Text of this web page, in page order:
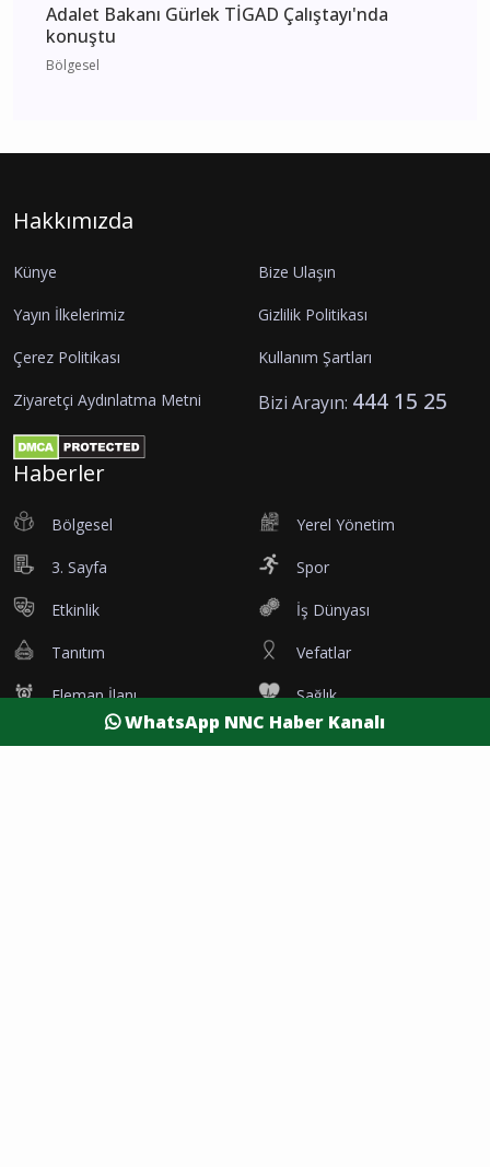
Adalet Bakanı Gürlek TİGAD Çalıştayı'nda
konuştu
Bölgesel
Hakkımızda
Künye Bize Ulaşın
Yayın İlkelerimiz Gizlilik Politikası
Çerez Politikası Kullanım Şartları
Ziyaretçi Aydınlatma Metni Bizi Arayın: 444 15 25
Haberler
Bölgesel Yerel Yönetim
3. Sayfa Spor
Etkinlik İş Dünyası
Tanıtım Vefatlar
Eleman İlanı Sağlık
WhatsApp NNC Haber Kanalı